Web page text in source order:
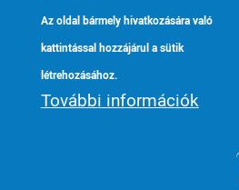
Lábléc
Alapítvány
Adatkezelés
© Szignum Kéttannyelvű Egyházi
Az oldal bármely hivatkozására való
kattintással hozzájárul a sütik
létrehozásához.
További információk